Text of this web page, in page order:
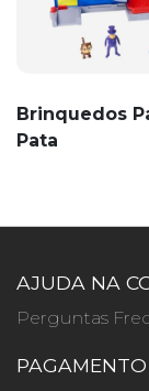
Brinquedos
Pata
AJUDA NA
Perguntas